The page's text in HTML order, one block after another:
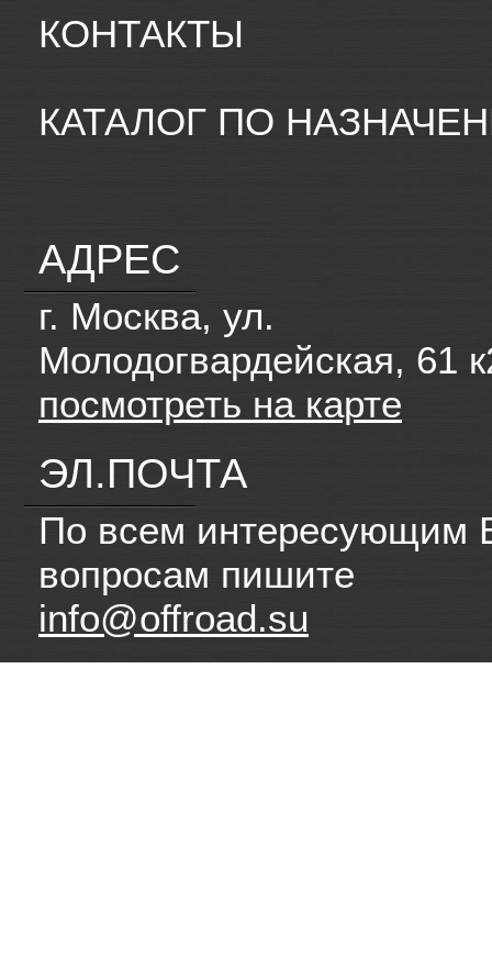
КОНТАКТЫ
КАТАЛОГ ПО
АДРЕС
г. Москва, ул.
Молодогвардейская, 61
посмотреть на карте
ЭЛ.ПОЧТА
По всем интересующим
вопросам пишите
info@offroad.su